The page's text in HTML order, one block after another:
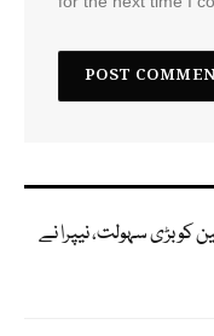
کو بڑی سہولت، نیپرا نے